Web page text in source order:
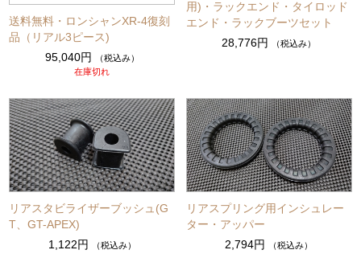
送料無料・ロンシャンXR-4復刻
品（リアル3ピース)
95,040円
（税込み）
在庫切れ
用)・ラックエンド・タイロッド
エンド・ラックブーツセット
28,776円
（税込み）
リアスタビライザーブッシュ(G
T、GT-APEX)
1,122円
（税込み）
リアスプリング用インシュレー
ター・アッパー
2,794円
（税込み）